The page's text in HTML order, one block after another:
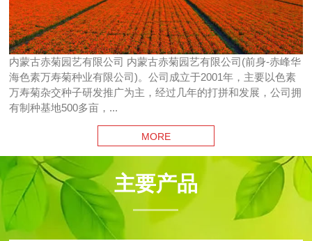
内蒙古赤菊园艺有限公司 内蒙古赤菊园艺有限公司(前身-赤峰华
海色素万寿菊种业有限公司)。公司成立于2001年，主要以色素
万寿菊杂交种子研发推广为主，经过几年的打拼和发展，公司拥
有制种基地500多亩，...
MORE
主要产品